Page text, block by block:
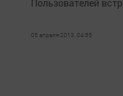
Пользователей
05 апреля 2013, 04:55